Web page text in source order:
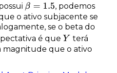
β
=
1.5
β = 1.5, podemos
o ativo subjacente se
se o beta do
é queY
Y terá
magnitude que o ativo